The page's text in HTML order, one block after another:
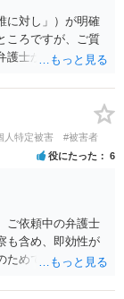
に対し」）が明確
ころですが、ご質
護士から発信者情
（の代理人弁護
提起がなされたり
開示請求者（とあ
であるという内容
夫がクレーム電話
ダの代理人の事
所なのかが不明
り意味はなく、
可能性も考える必
別居中なのか、夫
等）がよくわから
なのかを正確に検
人特定被害 #被害者
役にたった 6
ご依頼中の弁護士
も含め、即効性が
ためできることは